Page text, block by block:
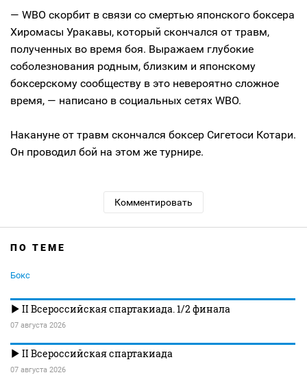
— WBO скорбит в связи со смертью японского боксера
Хиромасы Уракавы, который скончался от травм,
полученных во время боя. Выражаем глубокие
соболезнования родным, близким и японскому
боксерскому сообществу в это невероятно сложное
время, — написано в социальных сетях WBO.
Накануне от травм скончался боксер Сигетоси Котари.
Он проводил бой на этом же турнире.
Комментировать
ПО ТЕМЕ
Бокс
II Всероссийская спартакиада. 1/2 финала
07 августа 2026
II Всероссийская спартакиада
07 августа 2026